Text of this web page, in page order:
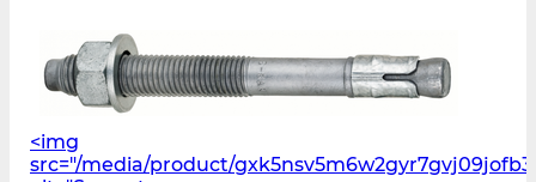
<img
src="/media/product/